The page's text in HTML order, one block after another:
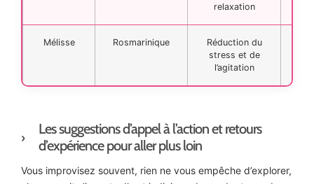
relaxation
Mélisse Rosmarinique
Réduction du
stress et de
l’agitation
Les suggestions d’appel à l’action et retours
d’expérience pour aller plus loin
Vous improvisez souvent, rien ne vous empêche d’explorer,